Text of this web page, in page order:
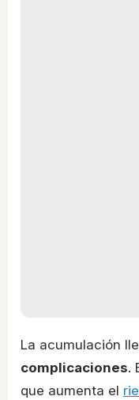
La acumulación
complicaciones.
que aumenta el